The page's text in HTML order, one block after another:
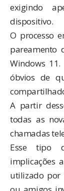
exigindo
dispositivo.
O processo
pareamento
Windows
óbvios de
A partir
todas as
chamadas
Esse tipo
implicações
utilizado por